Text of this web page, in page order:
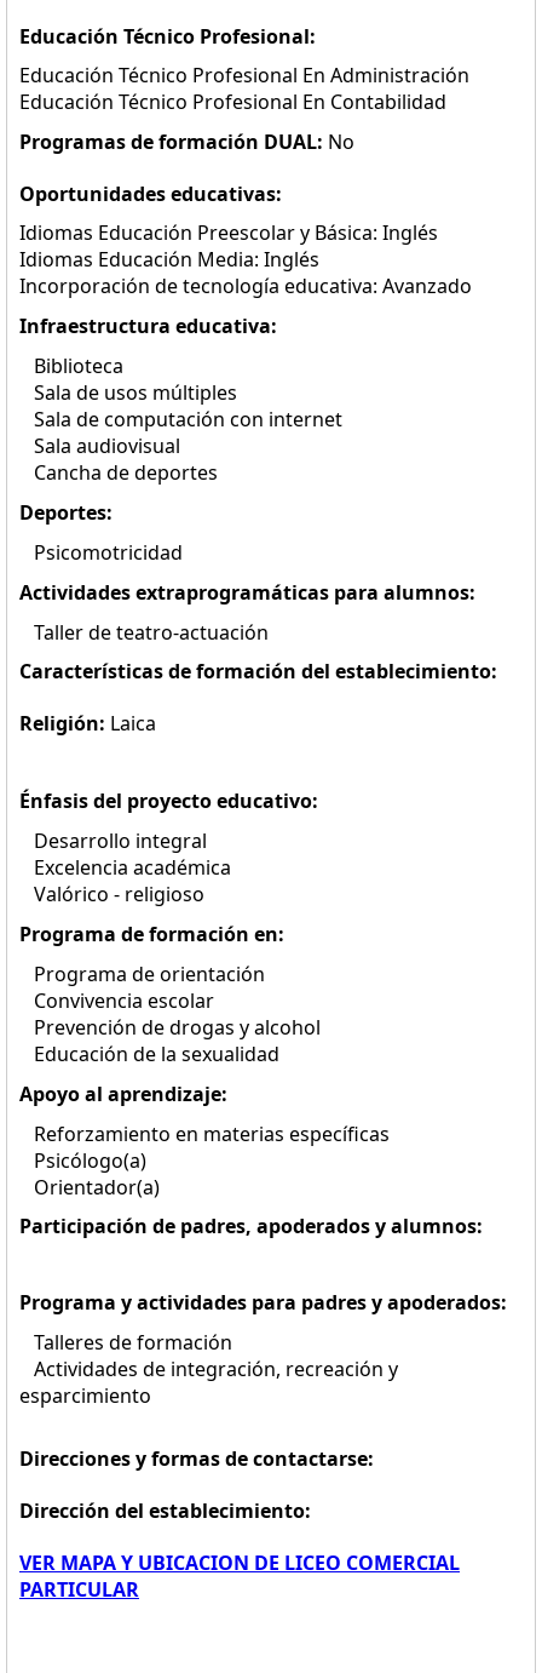
Educación Técnico Profesional:
Educación Técnico Profesional En Administración
Educación Técnico Profesional En Contabilidad
Programas de formación DUAL: No
Oportunidades educativas:
Idiomas Educación Preescolar y Básica: Inglés
Idiomas Educación Media: Inglés
Incorporación de tecnología educativa: Avanzado
Infraestructura educativa:
Biblioteca
Sala de usos múltiples
Sala de computación con internet
Sala audiovisual
Cancha de deportes
Deportes:
Psicomotricidad
Actividades extraprogramáticas para alumnos:
Taller de teatro-actuación
Características de formación del establecimiento:
Religión: Laica
Énfasis del proyecto educativo:
Desarrollo integral
Excelencia académica
Valórico - religioso
Programa de formación en:
Programa de orientación
Convivencia escolar
Prevención de drogas y alcohol
Educación de la sexualidad
Apoyo al aprendizaje:
Reforzamiento en materias específicas
Psicólogo(a)
Orientador(a)
Participación de padres, apoderados y alumnos:
Programa y actividades para padres y apoderados:
Talleres de formación
Actividades de integración, recreación y
esparcimiento
Direcciones y formas de contactarse:
Dirección del establecimiento:
VER MAPA Y UBICACION DE LICEO COMERCIAL
PARTICULAR